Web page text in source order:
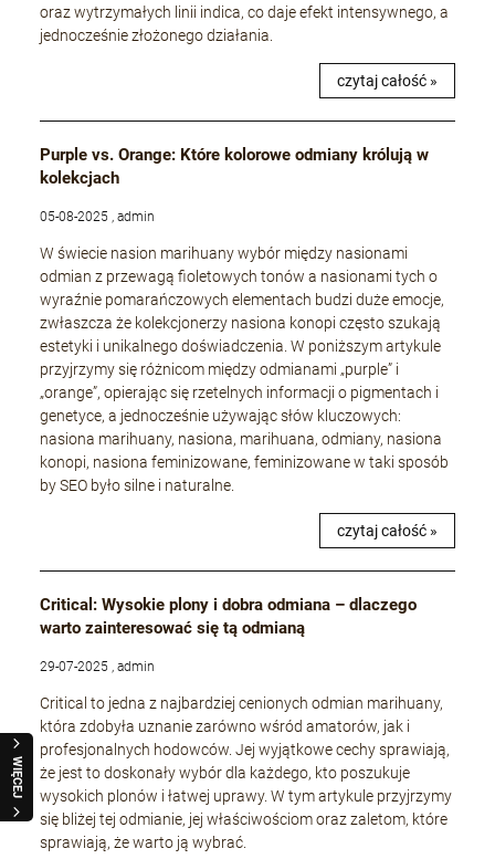
WIĘCEJ
oraz wytrzymałych linii indica, co daje efekt intensywnego, a
jednocześnie złożonego działania.
czytaj całość »
Purple vs. Orange: Które kolorowe odmiany królują w
kolekcjach
05-08-2025 , admin
W świecie nasion marihuany wybór między nasionami
odmian z przewagą fioletowych tonów a nasionami tych o
wyraźnie pomarańczowych elementach budzi duże emocje,
zwłaszcza że kolekcjonerzy nasiona konopi często szukają
estetyki i unikalnego doświadczenia. W poniższym artykule
przyjrzymy się różnicom między odmianami „purple” i
„orange”, opierając się rzetelnych informacji o pigmentach i
genetyce, a jednocześnie używając słów kluczowych:
nasiona marihuany, nasiona, marihuana, odmiany, nasiona
konopi, nasiona feminizowane, feminizowane w taki sposób
by SEO było silne i naturalne.
czytaj całość »
Critical: Wysokie plony i dobra odmiana – dlaczego
warto zainteresować się tą odmianą
29-07-2025 , admin
Critical to jedna z najbardziej cenionych odmian marihuany,
która zdobyła uznanie zarówno wśród amatorów, jak i
profesjonalnych hodowców. Jej wyjątkowe cechy sprawiają,
że jest to doskonały wybór dla każdego, kto poszukuje
wysokich plonów i łatwej uprawy. W tym artykule przyjrzymy
się bliżej tej odmianie, jej właściwościom oraz zaletom, które
sprawiają, że warto ją wybrać.